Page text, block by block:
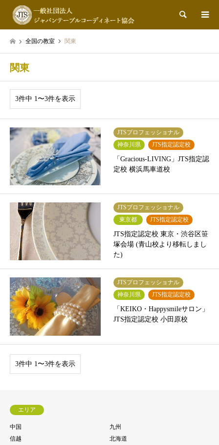
検索
全国の教室 関東
関東
3件中 1〜3件を表示
JTSプロフェッショナル
神奈川県
JTS指定認定校
「Gracious-LIVING」JTS指定認
定校 横浜馬車道校
JTSプロフェッショナル
東京都
JTS指定認定校
JTS指定認定校 東京・渋谷区笹
塚会場 (青山校より移転しまし
た)
JTSプロフェッショナル
神奈川県
JTS指定認定校
「KEIKO・Happysmileサロン」
JTS指定認定校 小田原校
3件中 1〜3件を表示
エリア
中国
九州
信越
北海道